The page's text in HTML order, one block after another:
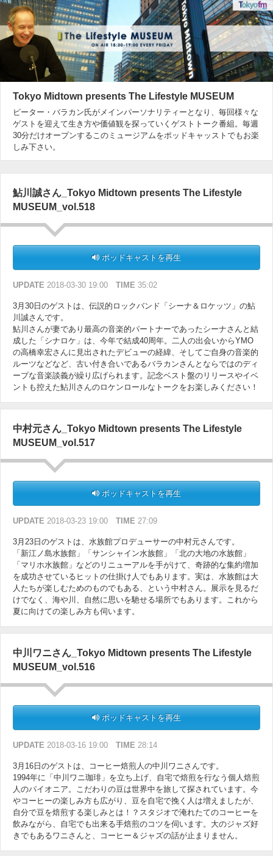
Tokyo Midtown presents The Lifestyle MUSEUM
ピーター・バラカン氏がメインパーソナリティーとなり、毎回様々な
ゲストを迎えて生き方や価値観を探っていくゲストトーク番組。毎週
30分だけオープンするこのミュージアムをポッドキャッストでもお楽
しみ下さい。
鮎川誠さん_Tokyo Midtown presents The Lifestyle
MUSEUM_vol.518
ポッドキャストを再生
UPDATE 2018-03-30 19:00 TIME 35:02
3月30日のゲストは、伝説的ロックバンド「シーナ＆ロケッツ」の鮎
川誠さんです。
鮎川さんが妻であり最高の音楽的パートナーであったシーナさんと結
成した「シナロケ」は、今年で結成40周年。二人の出会いからYMO
の高橋幸宏さんに見出されたデビューの経緯、そしてご自身の音楽的
ルーツなどなど、古い付き合いであるバラカンさんとならではのディ
ープな音楽談義が繰り広げられます。記念ベスト盤のリリースやイベ
ントも控えた鮎川さんのロケンロールなトークをお楽しみください！
中村元さん_Tokyo Midtown presents The Lifestyle
MUSEUM_vol.517
ポッドキャストを再生
UPDATE 2018-03-23 19:00 TIME 27:09
3月23日のゲストは、水族館プロデューサーの中村元さんです。
「新江ノ島水族館」「サンシャイン水族館」「北の大地の水族館」
「マリホ水族館」などのリニューアルを手がけて、奇跡的な集約増加
を成功させているヒットの仕掛け人でもあります。実は、水族館は大
人たちが楽しむためのものでもある、という中村さん。展示を見るだ
けでなく、海や川、自然に思いを馳せる場所でもあります。これから
夏に向けての楽しみ方も伺います。
中川ワニさん_Tokyo Midtown presents The Lifestyle
MUSEUM_vol.516
ポッドキャストを再生
UPDATE 2018-03-16 19:00 TIME 28:14
3月16日のゲストは、コーヒー焙煎人の中川ワニさんです。
1994年に「中川ワニ珈琲」を立ち上げ、自宅で焙煎を行なう個人焙煎
人のパイオニア。こだわりの豆は世界中を旅して探されています。今
やコーヒーの楽しみ方も広がり、豆を自宅で挽く人は増えましたが、
自分で豆を焙煎する楽しみとは！？スタジオで淹れたてのコーヒーを
飲みながら、自宅でも出来る手焙煎のコツを伺います。大のジャズ好
きでもあるワニさんと、コーヒー＆ジャズの話が止まりません。